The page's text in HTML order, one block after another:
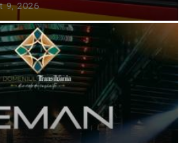
9, 2026